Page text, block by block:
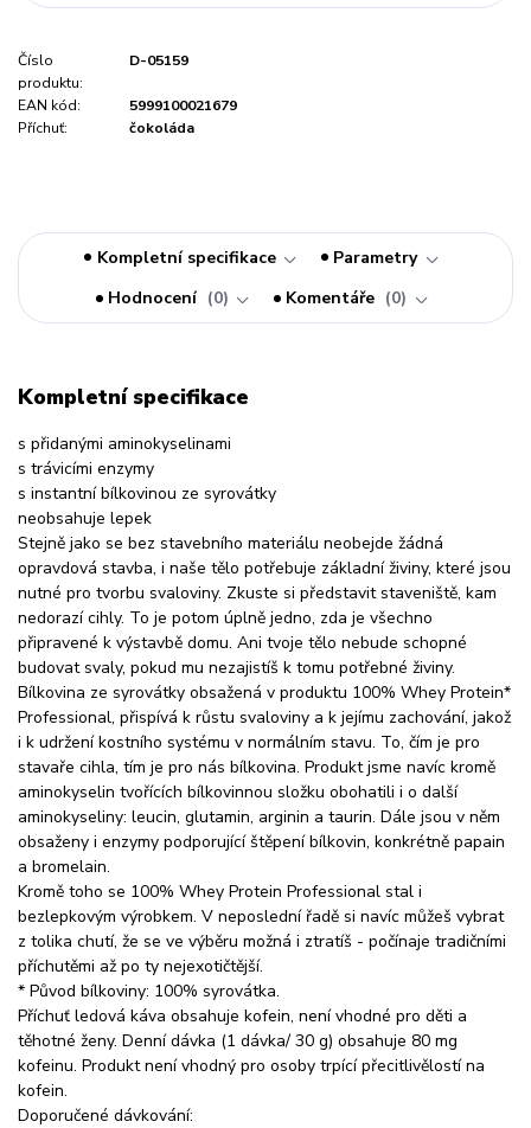
Číslo
produktu:
D-05159
EAN kód:
5999100021679
Příchuť:
čokoláda
Kompletní specifikace
Parametry
Hodnocení
0 Komentáře 0
Kompletní specifikace
s přidanými aminokyselinami
s trávicími enzymy
s instantní bílkovinou ze syrovátky
neobsahuje lepek
Stejně jako se bez stavebního materiálu neobejde žádná
opravdová stavba, i naše tělo potřebuje základní živiny, které jsou
nutné pro tvorbu svaloviny. Zkuste si představit staveniště, kam
nedorazí cihly. To je potom úplně jedno, zda je všechno
připravené k výstavbě domu. Ani tvoje tělo nebude schopné
budovat svaly, pokud mu nezajistíš k tomu potřebné živiny.
Bílkovina ze syrovátky obsažená v produktu 100% Whey Protein*
Professional, přispívá k růstu svaloviny a k jejímu zachování, jakož
i k udržení kostního systému v normálním stavu. To, čím je pro
stavaře cihla, tím je pro nás bílkovina. Produkt jsme navíc kromě
aminokyselin tvořících bílkovinnou složku obohatili i o další
aminokyseliny: leucin, glutamin, arginin a taurin. Dále jsou v něm
obsaženy i enzymy podporující štěpení bílkovin, konkrétně papain
a bromelain.
Kromě toho se 100% Whey Protein Professional stal i
bezlepkovým výrobkem. V neposlední řadě si navíc můžeš vybrat
z tolika chutí, že se ve výběru možná i ztratíš - počínaje tradičními
příchutěmi až po ty nejexotičtější.
* Původ bílkoviny: 100% syrovátka.
Příchuť ledová káva obsahuje kofein, není vhodné pro děti a
těhotné ženy. Denní dávka (1 dávka/ 30 g) obsahuje 80 mg
kofeinu. Produkt není vhodný pro osoby trpící přecitlivělostí na
kofein.
Doporučené dávkování: